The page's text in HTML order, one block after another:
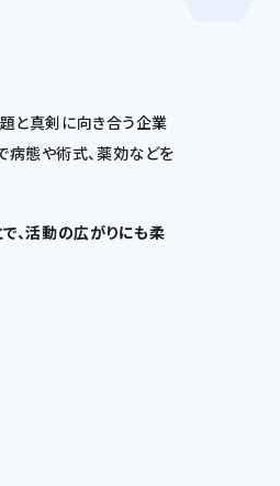
と真剣に向き合う企業
病態や術式、薬効などを
、活動の広がりにも柔